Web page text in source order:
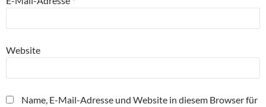
Website
Name, E-Mail-Adresse und Website in diesem Browser für